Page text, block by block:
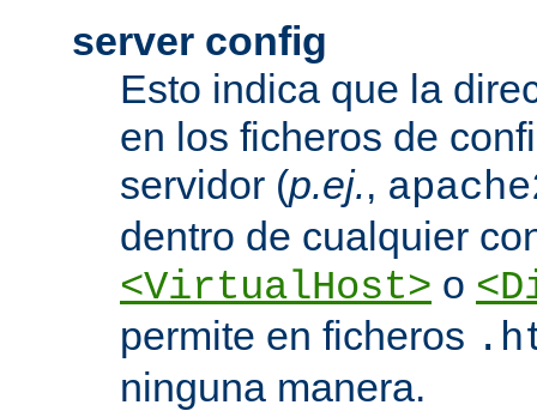
server config
Esto indica que la
en los ficheros de
servidor (p.ej.,
dentro de cualquier
<VirtualHost> o
permite en ficheros
ninguna manera.